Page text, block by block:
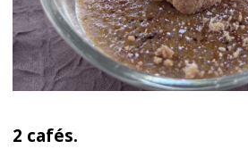
2 cafés.